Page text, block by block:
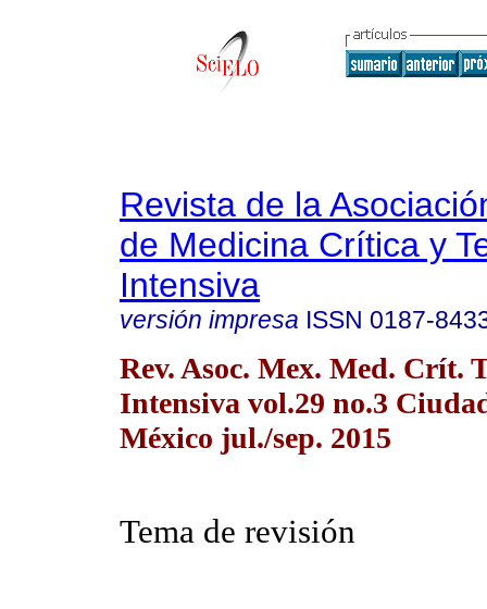
Revista de la
de Medicina Crítica y
Intensiva
versión impresa ISSN 0187-
Rev. Asoc. Mex. Med. Crít.
Intensiva vol.29 no.3
México jul./sep. 2015
Tema de revisión